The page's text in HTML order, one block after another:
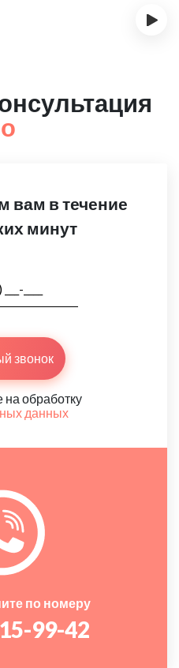
›
вам в течение
минут
звонок
обработку
данных
по номеру
99-42